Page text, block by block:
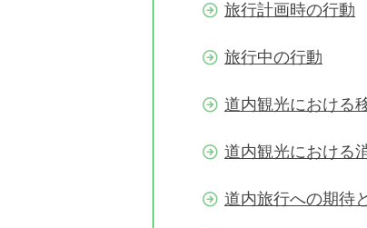
旅行計画時の行動
旅行中の行動
道内観光における
道内観光における
道内旅行への期待